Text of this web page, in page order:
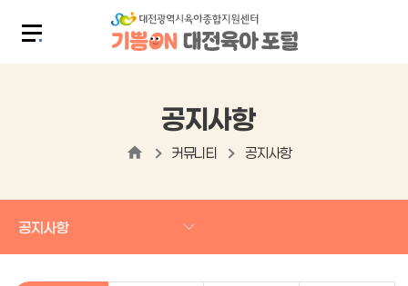
공지사항
커뮤니티 공지사항
공지사항